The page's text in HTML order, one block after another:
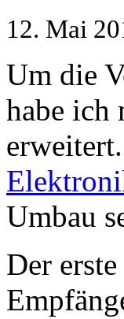
12. Mai
Um die
habe ich
Umbau
Der